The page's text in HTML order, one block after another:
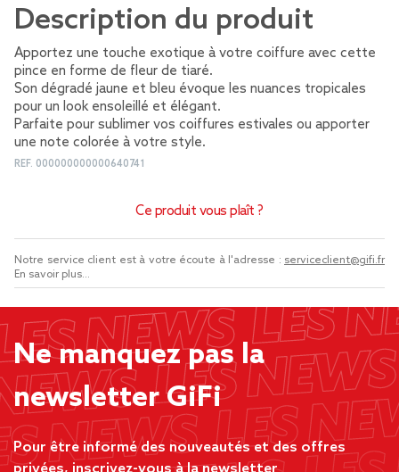
Description du produit
Apportez une touche exotique à votre coiffure avec cette
pince en forme de fleur de tiaré.
Son dégradé jaune et bleu évoque les nuances tropicales
pour un look ensoleillé et élégant.
Parfaite pour sublimer vos coiffures estivales ou apporter
une note colorée à votre style.
REF. 000000000000640741
Ce produit vous plaît ?
Notre service client est à votre écoute à l'adresse : serviceclient@gifi.fr
En savoir plus...
Ne manquez pas la
newsletter GiFi
Pour être informé des nouveautés et des offres